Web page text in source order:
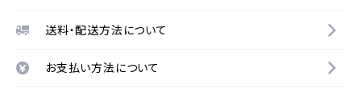
送料・配送方法について
お支払い方法について